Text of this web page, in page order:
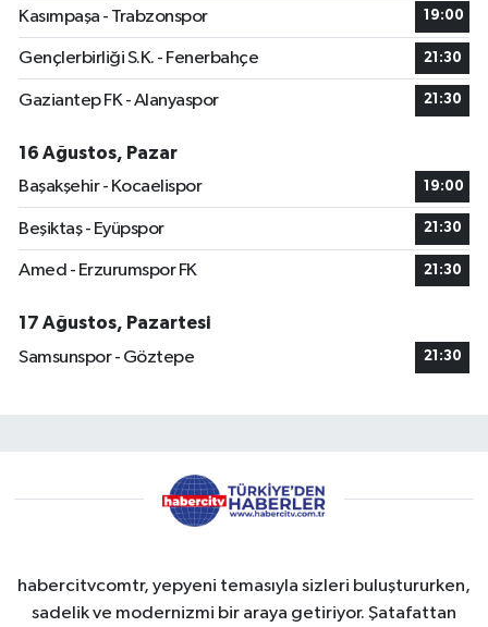
Kasımpaşa - Trabzonspor 19:00
Gençlerbirliği S.K. - Fenerbahçe 21:30
Gaziantep FK - Alanyaspor 21:30
16 Ağustos, Pazar
Başakşehir - Kocaelispor
19:00
Beşiktaş - Eyüpspor 21:30
Amed - Erzurumspor FK 21:30
17 Ağustos, Pazartesi
Samsunspor - Göztepe
21:30
habercitvcomtr, yepyeni temasıyla sizleri buluştururken,
sadelik ve modernizmi bir araya getiriyor. Şatafattan